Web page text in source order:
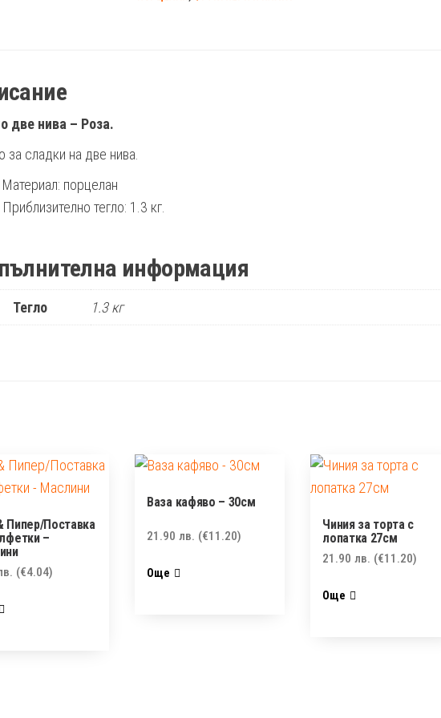
две нива – Розa.
за сладки на две нива.
Материал: порцелан
Приблизително тегло: 1.3 кг.
информация
Тегло 1.3 кг
Пипер/Поставка
–
(€4.04)
Ваза кафяво – 30см
21.90лв. (€11.20)
Още
Чиния за торта с
лопатка 27см
21.90лв. (€11.20)
Още